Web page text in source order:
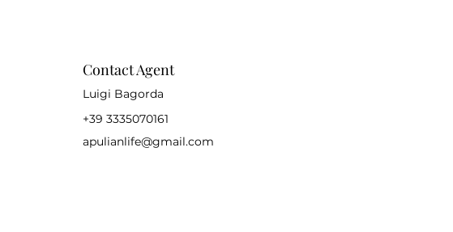
Contact Agent
Luigi Bagorda
+39 3335070161
apulianlife@gmail.com